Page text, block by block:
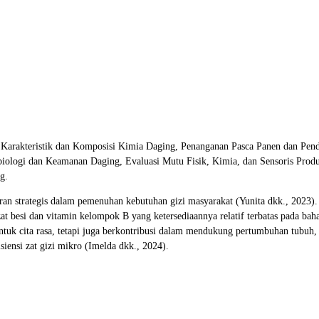
dan Komposisi Kimia Daging, Penanganan Pasca Panen dan
dan Keamanan Daging, Evaluasi Mutu Fisik, Kimia, dan Sensoris
strategis dalam pemenuhan kebutuhan gizi masyarakat (Yunita dkk.,
besi dan vitamin kelompok B yang ketersediaannya relatif terbatas pada
cita rasa, tetapi juga berkontribusi dalam mendukung pertumbuhan
zat gizi mikro (Imelda dkk., 2024).